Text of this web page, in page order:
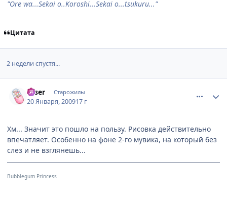
"Ore wa...Sekai o..Koroshi...Sekai o...tsukuru..."
Цитата
2 недели спустя...
.User Старожилы
20 Января, 200917 г
Хм... Значит это пошло на пользу. Рисовка действительно
впечатляет. Особенно на фоне 2-го мувика, на который без
слез и не взглянешь...
Bubblegum Princess